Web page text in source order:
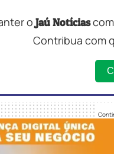
oJaú Notícias
Contribua com